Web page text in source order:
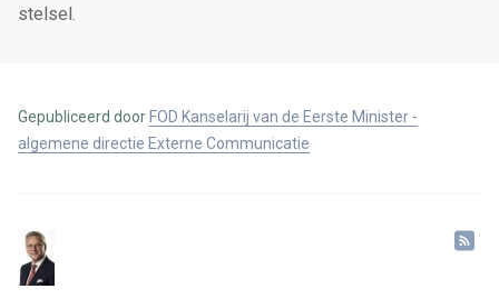
stelsel.
Gepubliceerd door FOD Kanselarij van de Eerste Minister -
algemene directie Externe Communicatie